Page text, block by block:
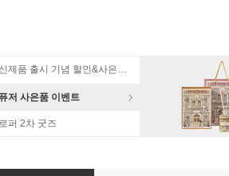
노르잇 신제품 출시 기념 할인&사은품 증정!
저 사은품 이벤트
퍼 2차 굿즈